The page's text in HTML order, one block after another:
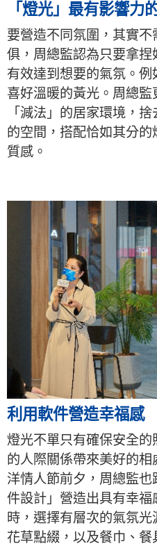
「燈光」最有影響力
要營造不同氛圍，其實
俱，周總監認為只要拿
有效達到想要的氣氛。
喜好溫暖的黃光。周總
「減法」的居家環境，
的空間，搭配恰如其分
質感。
利用軟件營造幸福感
燈光不單只有確保安全
的人際關係帶來美好的
洋情人節前夕，周總監
件設計」營造出具有幸
時，選擇有層次的氣氛
花草點綴，以及餐巾、